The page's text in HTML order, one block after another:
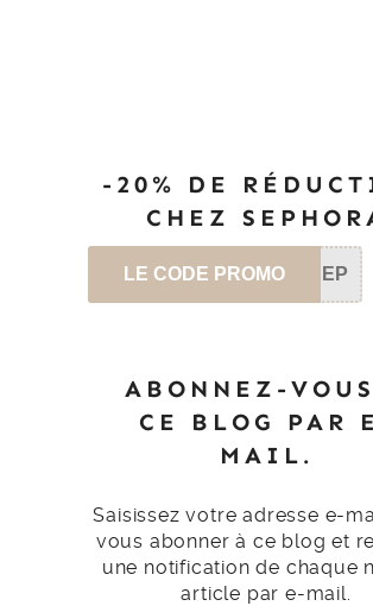
-20% DE
CHEZ
LE CODE PROMO SEP
ABONNEZ-
CE BLOG PAR
MAIL.
Saisissez votre adresse e-
vous abonner à ce blog et
une notification de chaque
article par e-mail.